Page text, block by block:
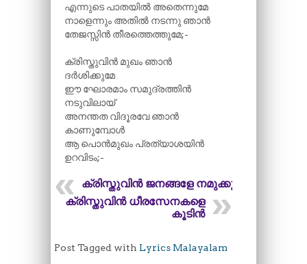
എന്നുടെ പാതയിൽ അതെന്നുമേ
നാളെന്നും അതിൽ നടന്നു ഞാൻ
തേജസ്സിൻ തീരത്തെത്തുമേ;-
ക്രിസ്തുവിൻ മുഖം ഞാൻ
ദർശിക്കുമേ
ഈ ഘോരമാം സമുദ്രത്തിൻ
നടുവിലായ്
അനന്തത വിദൂരവേ ഞാൻ
കാണുമ്പോൾ
ആ പൊൻമുഖം പ്രത്യാശയിൻ
ഉറവിടം;-
ക്രിസ്തുവിൻ ജനങ്ങളേ നമുക്കു
ക്രിസ്തുവിൻ ധീരസേനകളെ
കൂടിൻ
Post Tagged with Lyrics Malayalam